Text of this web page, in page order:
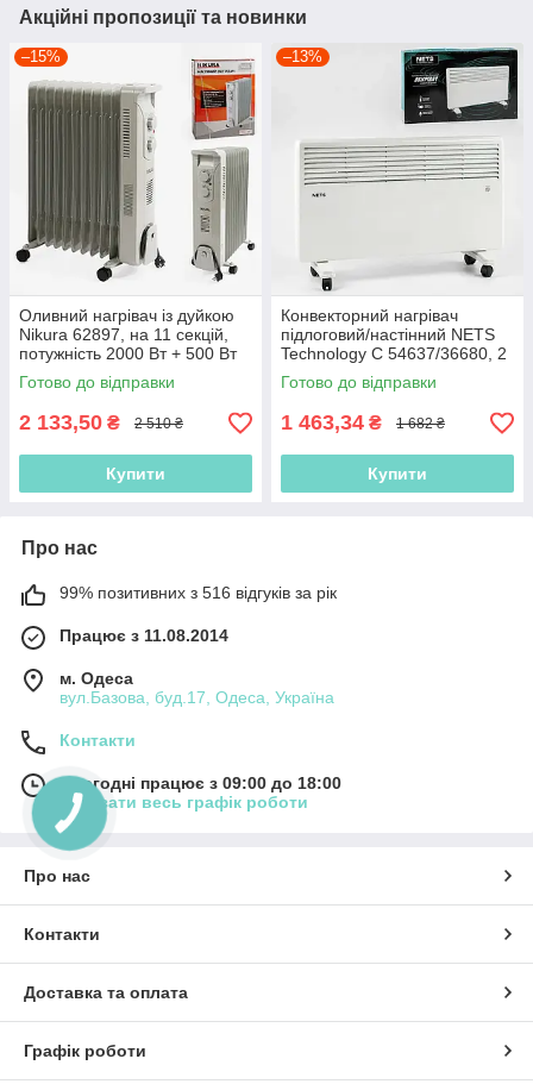
Акційні пропозиції та новинки
–15%
Оливний нагрівач із дуйкою
Nikura 62897, на 11 секцій,
потужність 2000 Вт + 500 Вт
Готово до відправки
2 133,50 ₴ 2 510 ₴
Купити
–13%
Конвекторний нагрівач
підлоговий/настінний NETS
Technology C 54637/36680, 2
режими роботи — 1000/2000
Вт
Готово до відправки
1 463,34 ₴ 1 682 ₴
Купити
Про нас
99% позитивних з 516 відгуків за рік
Працює з 11.08.2014
м. Одеса
вул.Базова, буд.17, Одеса, Україна
Контакти
Сьогодні працює з 09:00 до 18:00
Показати весь графік роботи
Про нас
Контакти
Доставка та оплата
Графік роботи